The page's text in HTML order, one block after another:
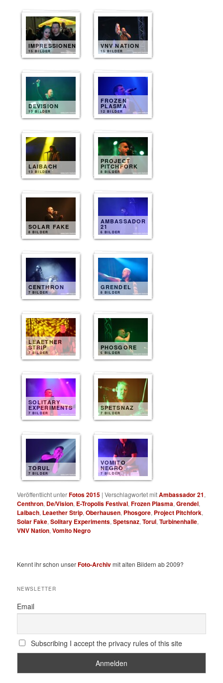
IMPRESSIONEN
15 BILDER
VNV NATION
15 BILDER
DEVISION
13 BILDER
FROZEN
PLASMA
12 BILDER
LAIBACH
13 BILDER
PROJECT
PITCHFORK
8 BILDER
SOLAR FAKE
8 BILDER
AMBASSADOR
21
6 BILDER
CENTHRON
7 BILDER
GRENDEL
8 BILDER
LEAETHER
STRIP
7 BILDER
PHOSGORE
5 BILDER
SOLITARY
EXPERIMENTS
7 BILDER
SPETSNAZ
7 BILDER
TORUL
7 BILDER
VOMITO
NEGRO
7 BILDER
Veröffentlicht unterFotos 2015 |Verschlagwortet mitAmbassador 21,
Centhron, De/Vision, E-Tropolis Festival,Frozen Plasma,Grendel,
Laibach, Leaether Strip,Oberhausen, Phosgore, Project Pitchfork,
Solar Fake,Solitary Experiments,Spetsnaz,Torul,Turbinenhalle,
VNV Nation,Vomito Negro
Kennt ihr schon unserFoto-Archivmit alten Bildern ab 2009?
NEWSLETTER
Email
Subscribing I accept the privacy rules of this site